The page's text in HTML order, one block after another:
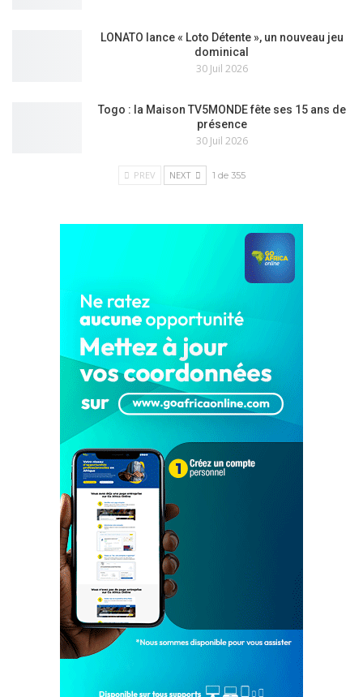
LONATO lance « Loto Détente », un nouveau jeu
dominical
30 Juil 2026
Togo : la Maison TV5MONDE fête ses 15 ans de
présence
30 Juil 2026
PREV NEXT 1 de 355